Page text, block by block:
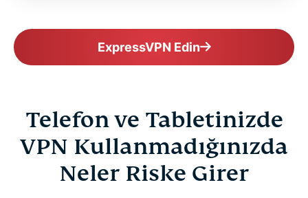
ExpressVPN Edin
Telefon ve Tabletinizde
VPN Kullanmadığınızda
Neler Riske Girer